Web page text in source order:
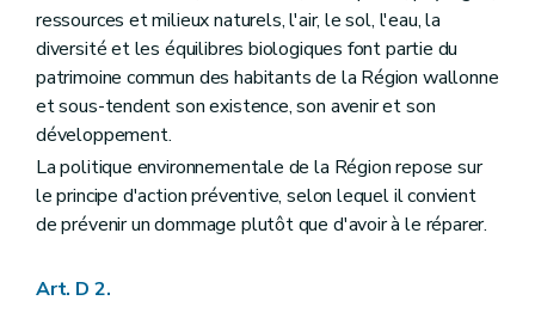
Art. D209
Art. D2010
Art. D2011
Art. D2012
Art. D2013
Art. D2014
Chapitre III Information active
Section première
Principe
Art. D2015
Art. D2016
ressources et milieux naturels, l'air, le sol, l'eau, la
diversité et les équilibres biologiques font partie du
patrimoine commun des habitants de la Région wallonne
et sous-tendent son existence, son avenir et son
développement.
La politique environnementale de la Région repose sur
le principe d'action préventive, selon lequel il convient
de prévenir un dommage plutôt que d'avoir à le réparer.
Art. D 2.